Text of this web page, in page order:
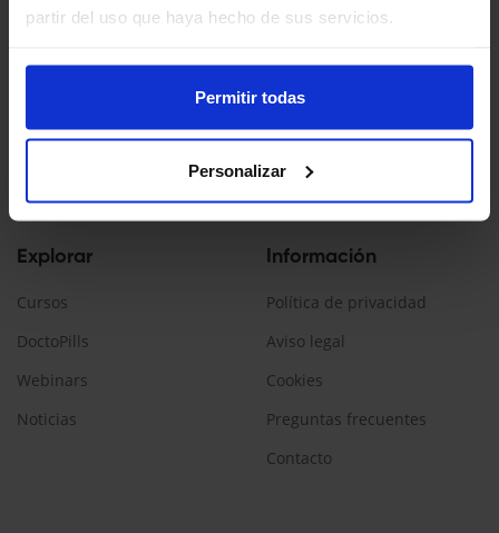
partir del uso que haya hecho de sus servicios.
Permitir todas
Personalizar
profesionales sanitarios, que prescriban/dispensen
medicamentos en España.
Explorar
Cursos
DoctoPills
Webinars
Noticias
Información
Política de privacidad
Aviso legal
Cookies
Preguntas frecuentes
Contacto